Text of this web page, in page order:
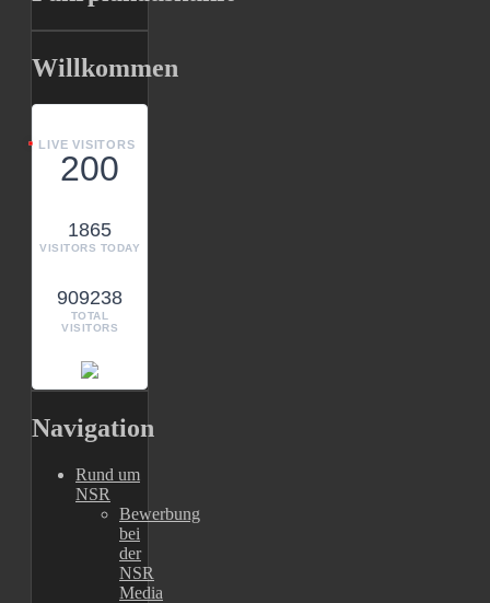
Willkommen
LIVE VISITORS
200
1865
VISITORS TODAY
909238
TOTAL
VISITORS
Navigation
Rund um
NSR
Bewerbung
bei
der
NSR
Media